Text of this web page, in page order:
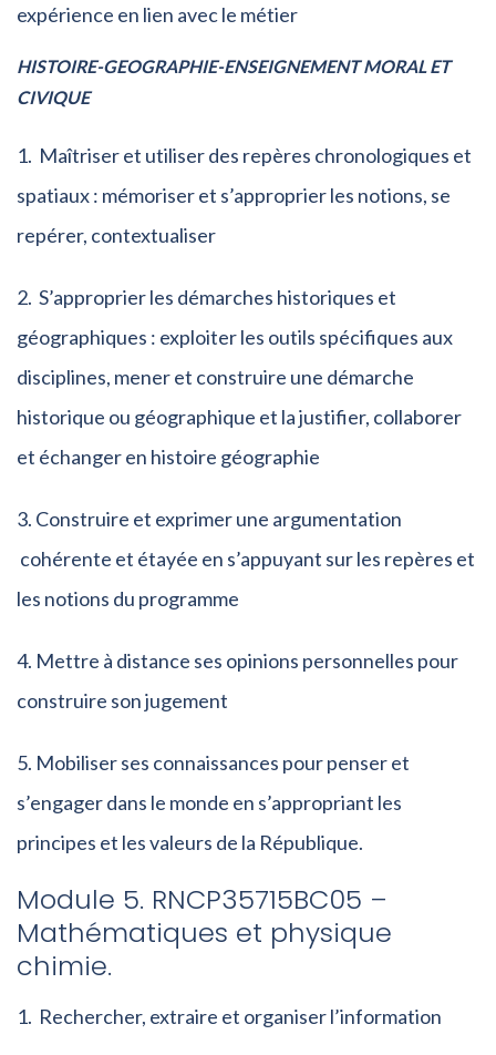
expérience en lien avec le métier
HISTOIRE-GEOGRAPHIE-ENSEIGNEMENT MORAL ET
CIVIQUE
Maîtriser et utiliser des repères chronologiques et
spatiaux : mémoriser et s’approprier les notions, se
repérer, contextualiser
S’approprier les démarches historiques et
géographiques : exploiter les outils spécifiques aux
disciplines, mener et construire une démarche
historique ou géographique et la justifier, collaborer
et échanger en histoire géographie
Construire et exprimer une argumentation
cohérente et étayée en s’appuyant sur les repères et
les notions du programme
Mettre à distance ses opinions personnelles pour
construire son jugement
Mobiliser ses connaissances pour penser et
s’engager dans le monde en s’appropriant les
principes et les valeurs de la République.
Module 5. RNCP35715BC05 –
Mathématiques et physique
chimie.
Rechercher, extraire et organiser l’information